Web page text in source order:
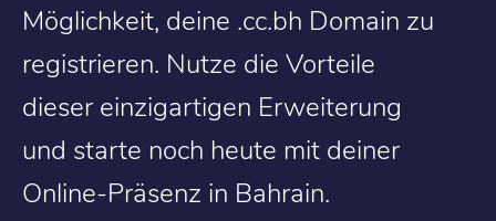
Möglichkeit, deine .cc.bh Domain zu
registrieren. Nutze die Vorteile
dieser einzigartigen Erweiterung
und starte noch heute mit deiner
Online-Präsenz in Bahrain.